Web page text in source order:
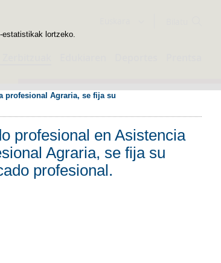
lortzeko.
profesional Agraria, se fija su
profesional en Asistencia
Agraria, se fija su
profesional.